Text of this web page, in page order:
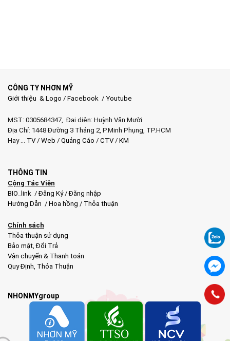
CÔNG TY NHƠN MỸ
Giới thiệu & Logo / Facebook / Youtube
MST: 0305684347, Đại diện: Huỳnh Văn Mười
Địa Chỉ: 1448 Đường 3 Tháng 2, P.Minh Phụng, TP.HCM
Hay …
TV/ Web / Quảng Cáo / CTV/ KM
THÔNG TIN
Cộng Tác Viên
BIO_link /Đăng Ký /Đăng nhập
Hướng Dẫn / Hoa hồng / Thỏa thuận
Chính sách
Thỏa thuận sử dụng
Bảo mật ,Đổi Trả
Vận chuyển & Thanh toán
Quy Định Thỏa Thuận
NHONMYgroup